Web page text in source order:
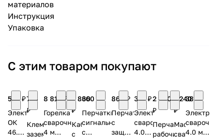
материалов
Инструкция
Упаковка
С этим товаром покупают
585 ₽
Электроды
ОК
46.00P
736
₽
Клемма
заземления
8 813 ₽
Горелка
сварочная
4 м
2 860
₽
Кабель
с
360 ₽
Перчатки
сигнальные
с
860 ₽
Перчатки
с
защитой
310 ₽
Электрод
сварочный
4.0
2 490
₽
Перчатки
рабочие
1 240
₽
Маска
сварщика
381 ₽
4.0 мм